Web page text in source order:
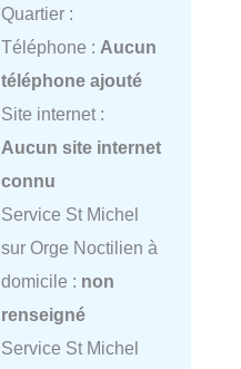
Quartier :
Téléphone : Aucun
téléphone ajouté
Site internet :
Aucun site internet
connu
Service St Michel
sur Orge Noctilien à
domicile : non
renseigné
Service St Michel